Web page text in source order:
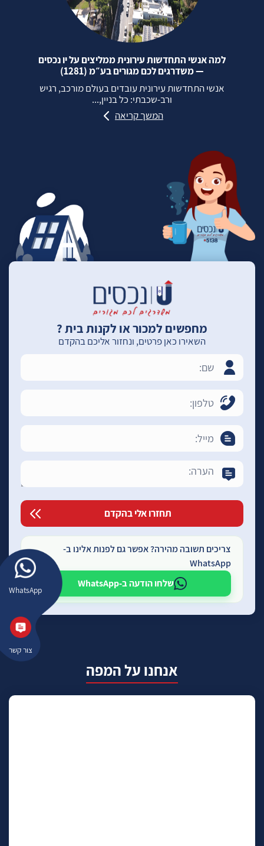
WhatsApp
צור קשר
למה אנשי התחדשות עירונית ממליצים על יו נכסים
— משדרגים לכם מגורים בע״מ (1281)
אנשי התחדשות עירונית עובדים בעולם מורכב, רגיש
ורב‑שכבתי: כל בניין,...
המשך קריאה
מחפשים למכור או לקנות בית ?
השאירו כאן פרטים, ונחזור אליכם בהקדם
צריכים תשובה מהירה? אפשר גם לפנות אלינו ב-
WhatsApp
שלחו הודעה ב-WhatsApp
אנחנו על המפה